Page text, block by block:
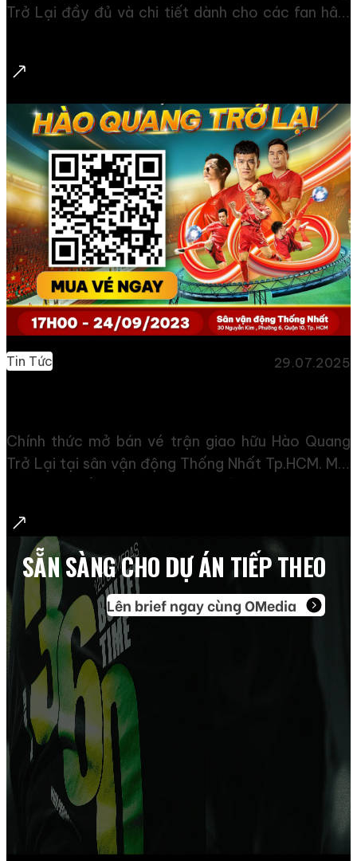
Trở Lại đầy đủ và chi tiết dành cho các fan hâm
xem gala tri ân ở đâu nhé! Đêm Gala Hào Quang
Trở Lại Đêm Gala Tri Ân “Hào Quang Trở Lại”,
được tổ chức vào tối ngày 23/9/2023 với mong
muốn, gửi lời tri ân đặc biệt dành cho các huấn
luyện viên, các tuyển thủ quốc gia cùng người hâm
mộ bóng đá đã cống hiến hết mình […]
Tin Tức 29.07.2025
Chính thức mở bán vé trận giao hữu Hào Quang
Trở Lại tại sân vận động Thống Nhất Tp.HCM. Mọi
D) và 200.000 VND (khán đài A và B). Mua Vé Trận
giao hữu Hào Quang Trở Lại trên sân Thống Nhất
Mới đây trên Fanpage Bephongthuonghieu, đã
chính thức thông báo mở bán vé trực tiếp tại sân
vận động Thống Nhất, cho trận giao hữu của thế
hệ vàng bóng đã Việt Nam sẽ diễn ra vào […]
SẴN SÀNG CHO DỰ ÁN TIẾP THEO
Lên brief ngay cùng OMedia